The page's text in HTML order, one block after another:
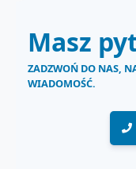
Masz
ZADZWOŃ DO NAS,
WIADOMOŚĆ.